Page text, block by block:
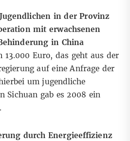
in der Provinz
mit erwachsenen
in China
13.000 Euro, das geht aus der
auf eine Anfrage der
um jugendliche
Sichuan gab es 2008 ein
durch Energieeffizienz